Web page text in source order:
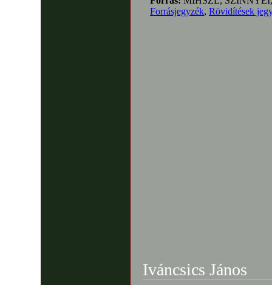
Forrásjegyzék, Rövidítések
Iváncsics János